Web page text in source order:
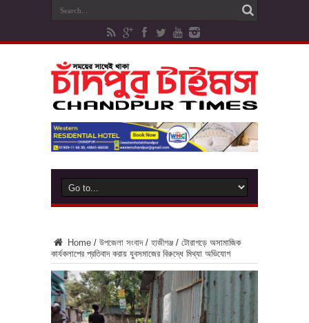
Home / উপজেলা সংবাদ / হাজীগঞ্জ / টোরাগড়ে অসামাজিক
কার্যকলাপের প্রতিবাদ করায় যুবসমাজের বিরুদ্ধে মিথ্যা অভিযোগ